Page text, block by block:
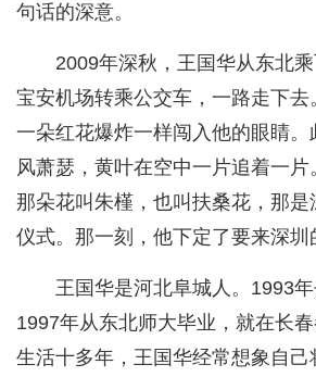
句话的深意。
2009年深秋，王国华从东北
宝安机场转乘公交车，一路走下去
一朵红花爆炸一样闯入他的眼睛。
风萧瑟，黄叶在空中一片追着一片
那朵花叫朱槿，也叫扶桑花，那是
仪式。那一刻，他下定了要来深圳
王国华是河北阜城人。1993年
1997年从东北师大毕业，就在长
生活十多年，王国华经常想象自己